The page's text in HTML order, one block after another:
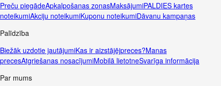
Preču piegādeApkalpošanas zonasMaksājumiPALDIES kartes
noteikumiAkciju noteikumiKuponu noteikumiDāvanu kampaņas
Palīdzība
Biežāk uzdotie jautājumiKas ir aizstājējpreces?Manas
precesAtgriešanas nosacījumiMobilā lietotneSvarīga informācija
Par mums